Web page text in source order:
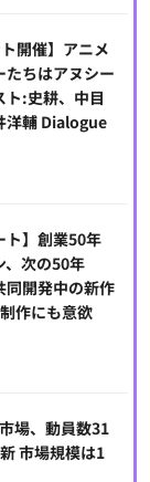
開催】アニメ
ちはアヌシー
ト:史耕、中目
洋輔 Dialogue
ト】創業50年
、次の50年
同開発中の新作
作にも意欲
場、動員数31
市場規模は1